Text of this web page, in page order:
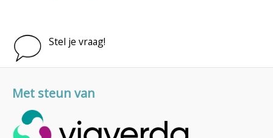
Stel je vraag!
Met steun van